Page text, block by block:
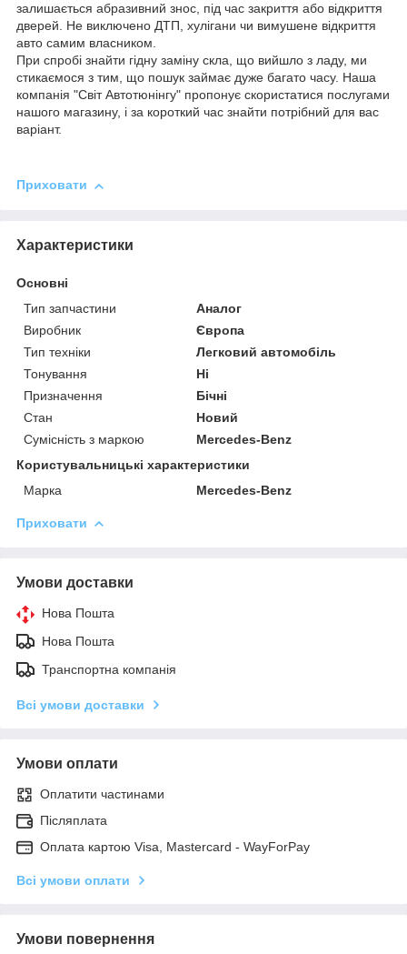
залишається абразивний знос, під час закриття або відкриття
дверей. Не виключено ДТП, хулігани чи вимушене відкриття
авто самим власником.
При спробі знайти гідну заміну скла, що вийшло з ладу, ми
стикаємося з тим, що пошук займає дуже багато часу. Наша
компанія "Світ Автотюнінгу" пропонує скористатися послугами
нашого магазину, і за короткий час знайти потрібний для вас
варіант.
Приховати
Характеристики
Основні
Тип запчастини
Аналог
Виробник
Європа
Тип техніки
Легковий автомобіль
Тонування
Ні
Призначення
Бічні
Стан
Новий
Сумісність з маркою
Mercedes-Benz
Користувальницькі характеристики
Марка
Mercedes-Benz
Приховати
Умови доставки
Нова Пошта
Нова Пошта
Транспортна компанія
Всі умови доставки
Умови оплати
Оплатити частинами
Післяплата
Оплата картою Visa, Mastercard - WayForPay
Всі умови оплати
Умови повернення